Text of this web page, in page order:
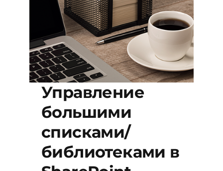
Управление
большими
списками/
библиотеками в